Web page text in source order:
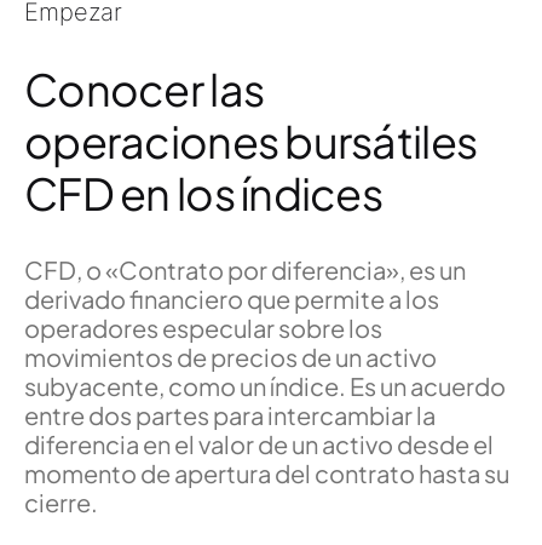
Empezar
Conocer las
operaciones bursátiles
CFD en los índices
CFD, o «Contrato por diferencia», es un
derivado financiero que permite a los
operadores especular sobre los
movimientos de precios de un activo
subyacente, como un índice. Es un acuerdo
entre dos partes para intercambiar la
diferencia en el valor de un activo desde el
momento de apertura del contrato hasta su
cierre.